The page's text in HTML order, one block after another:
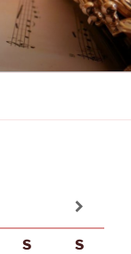
S
S